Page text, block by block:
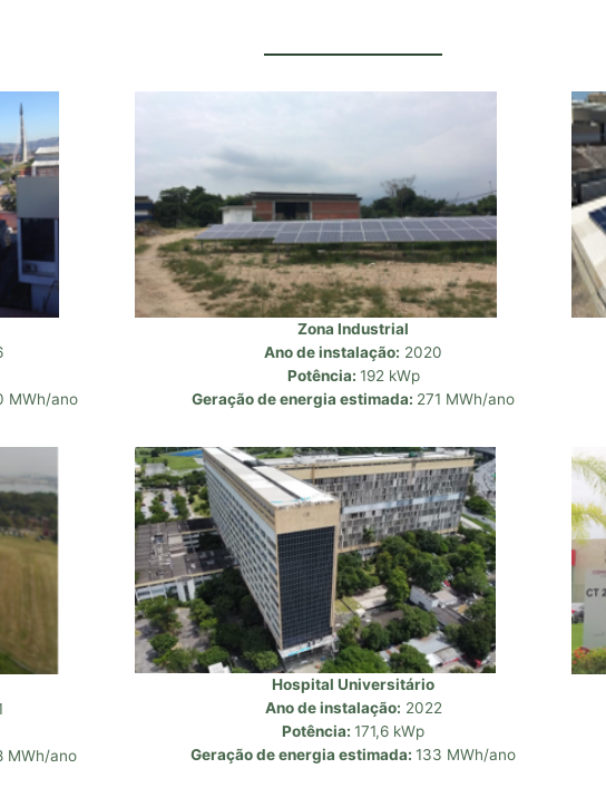
MWh/ano
Zona Industrial
Ano de instalação: 2020
Potência: 192 kWp
Geração de energia estimada: 271 MWh/ano
MWh/ano
Hospital Universitário
Ano de instalação: 2022
Potência: 171,6 kWp
Geração de energia estimada: 133 MWh/ano